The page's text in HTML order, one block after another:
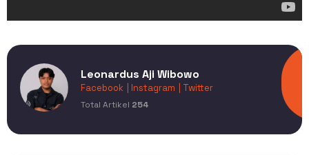
Leonardus Aji Wibowo
Facebook | Instagram | Twitter
Total Artikel 254